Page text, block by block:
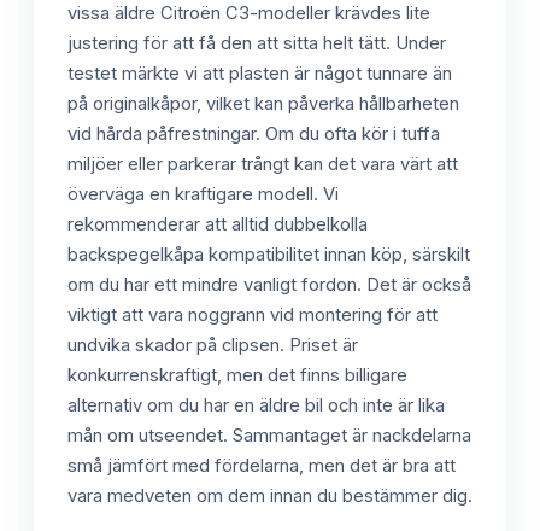
vissa äldre Citroën C3-modeller krävdes lite
justering för att få den att sitta helt tätt. Under
testet märkte vi att plasten är något tunnare än
på originalkåpor, vilket kan påverka hållbarheten
vid hårda påfrestningar. Om du ofta kör i tuffa
miljöer eller parkerar trångt kan det vara värt att
överväga en kraftigare modell. Vi
rekommenderar att alltid dubbelkolla
backspegelkåpa kompatibilitet innan köp, särskilt
om du har ett mindre vanligt fordon. Det är också
viktigt att vara noggrann vid montering för att
undvika skador på clipsen. Priset är
konkurrenskraftigt, men det finns billigare
alternativ om du har en äldre bil och inte är lika
mån om utseendet. Sammantaget är nackdelarna
små jämfört med fördelarna, men det är bra att
vara medveten om dem innan du bestämmer dig.